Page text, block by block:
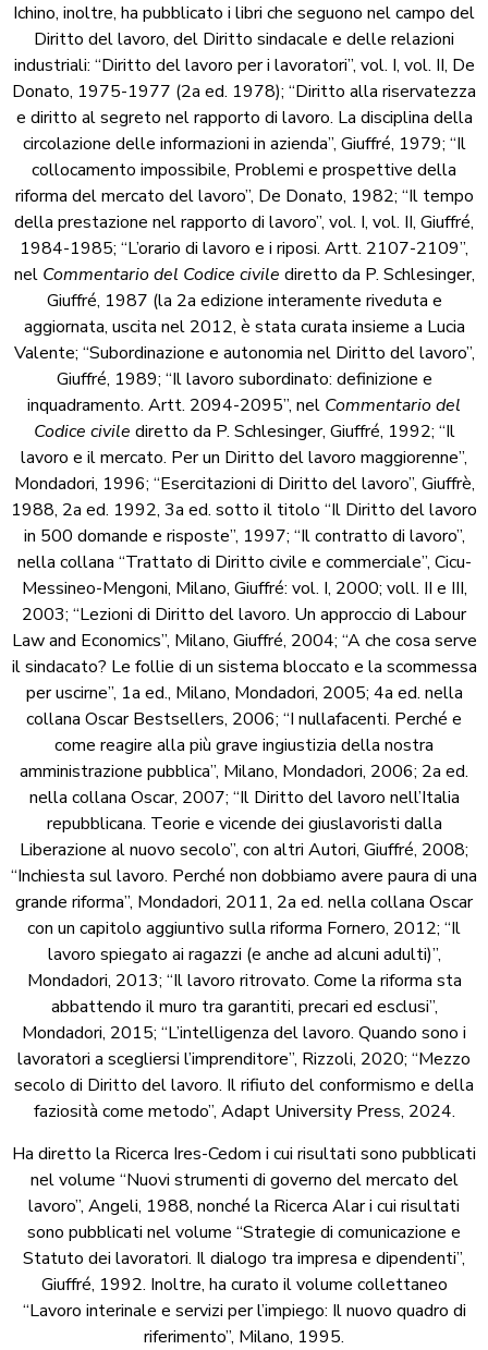
Ichino, inoltre, ha pubblicato i libri che seguono nel campo del
Diritto del lavoro, del Diritto sindacale e delle relazioni
industriali: “Diritto del lavoro per i lavoratori”, vol. I, vol. II, De
Donato, 1975-1977 (2a ed. 1978); “Diritto alla riservatezza
e diritto al segreto nel rapporto di lavoro. La disciplina della
circolazione delle informazioni in azienda”, Giuffré, 1979; “Il
collocamento impossibile, Problemi e prospettive della
riforma del mercato del lavoro”, De Donato, 1982; “Il tempo
della prestazione nel rapporto di lavoro”, vol. I, vol. II, Giuffré,
1984-1985; “L’orario di lavoro e i riposi. Artt. 2107-2109”,
nel Commentario del Codice civile diretto da P. Schlesinger,
Giuffré, 1987 (la 2a edizione interamente riveduta e
aggiornata, uscita nel 2012, è stata curata insieme a Lucia
Valente; “Subordinazione e autonomia nel Diritto del lavoro”,
Giuffré, 1989; “Il lavoro subordinato: definizione e
inquadramento. Artt. 2094-2095”, nel Commentario del
Codice civile diretto da P. Schlesinger, Giuffré, 1992; “Il
lavoro e il mercato. Per un Diritto del lavoro maggiorenne”,
Mondadori, 1996; “Esercitazioni di Diritto del lavoro”, Giuffrè,
1988, 2a ed. 1992, 3a ed. sotto il titolo “Il Diritto del lavoro
in 500 domande e risposte”, 1997; “Il contratto di lavoro”,
nella collana “Trattato di Diritto civile e commerciale”, Cicu-
Messineo-Mengoni, Milano, Giuffré: vol. I, 2000; voll. II e III,
2003; “Lezioni di Diritto del lavoro. Un approccio di Labour
Law and Economics”, Milano, Giuffré, 2004; “A che cosa serve
il sindacato? Le follie di un sistema bloccato e la scommessa
per uscirne”, 1a ed., Milano, Mondadori, 2005; 4a ed. nella
collana Oscar Bestsellers, 2006; “I nullafacenti. Perché e
come reagire alla più grave ingiustizia della nostra
amministrazione pubblica”, Milano, Mondadori, 2006; 2a ed.
nella collana Oscar, 2007; “Il Diritto del lavoro nell’Italia
repubblicana. Teorie e vicende dei giuslavoristi dalla
Liberazione al nuovo secolo”, con altri Autori, Giuffré, 2008;
“Inchiesta sul lavoro. Perché non dobbiamo avere paura di una
grande riforma”, Mondadori, 2011, 2a ed. nella collana Oscar
con un capitolo aggiuntivo sulla riforma Fornero, 2012; “Il
lavoro spiegato ai ragazzi (e anche ad alcuni adulti)”,
Mondadori, 2013; “Il lavoro ritrovato. Come la riforma sta
abbattendo il muro tra garantiti, precari ed esclusi”,
Mondadori, 2015; “L’intelligenza del lavoro. Quando sono i
lavoratori a scegliersi l’imprenditore”, Rizzoli, 2020; “Mezzo
secolo di Diritto del lavoro. Il rifiuto del conformismo e della
faziosità come metodo”, Adapt University Press, 2024.
Ha diretto la Ricerca Ires-Cedom i cui risultati sono pubblicati
nel volume “Nuovi strumenti di governo del mercato del
lavoro”, Angeli, 1988, nonché la Ricerca Alar i cui risultati
sono pubblicati nel volume “Strategie di comunicazione e
Statuto dei lavoratori. Il dialogo tra impresa e dipendenti”,
Giuffré, 1992. Inoltre, ha curato il volume collettaneo
“Lavoro interinale e servizi per l’impiego: Il nuovo quadro di
riferimento”, Milano, 1995.